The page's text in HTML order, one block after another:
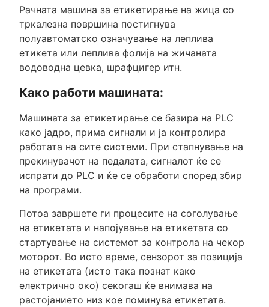
Рачната машина за етикетирање на жица со
тркалезна површина постигнува
полуавтоматско означување на леплива
етикета или леплива фолија на жичаната
водоводна цевка, шрафцигер итн.
Како работи машината:
Машината за етикетирање се базира на PLC
како јадро, прима сигнали и ја контролира
работата на сите системи. При стапнување на
прекинувачот на педалата, сигналот ќе се
испрати до PLC и ќе се обработи според збир
на програми.
Потоа завршете ги процесите на соголување
на етикетата и напојување на етикетата со
стартување на системот за контрола на чекор
моторот. Во исто време, сензорот за позиција
на етикетата (исто така познат како
електрично око) секогаш ќе внимава на
растојанието низ кое поминува етикетата.